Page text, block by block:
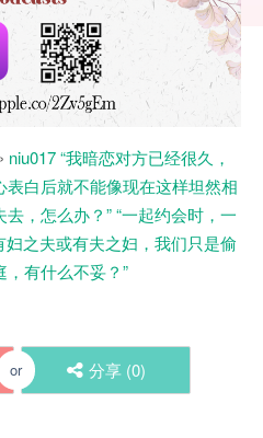
niu017 “我暗恋对方已经很久，
白后就不能像现在这样坦然相
，怎么办？” “一起约会时，一
妇之夫或有夫之妇，我们只是偷
有什么不妥？”
or 分享 (0)